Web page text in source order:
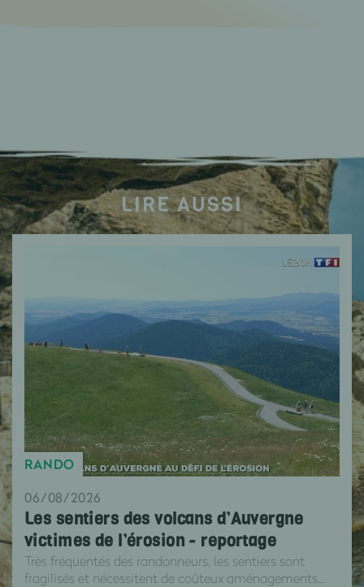
LIRE AUSSI
RANDO
06/08/2026
Les sentiers des volcans d’Auvergne
victimes de l’érosion - reportage
Très fréquentés des randonneurs, les sentiers sont
fragilisés et nécessitent de coûteux aménagements...